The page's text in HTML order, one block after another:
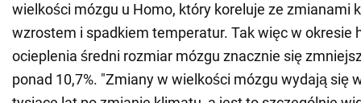
wielkości mózgu u Homo, który koreluje ze zmianami
wzrostem i spadkiem temperatur. Tak więc w okresie
ocieplenia średni rozmiar mózgu znacznie się
ponad 10,7%. "Zmiany w wielkości mózgu wydają się